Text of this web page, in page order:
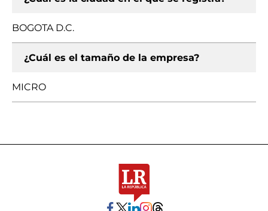
BOGOTA D.C.
¿Cuál es el tamaño de la empresa?
MICRO